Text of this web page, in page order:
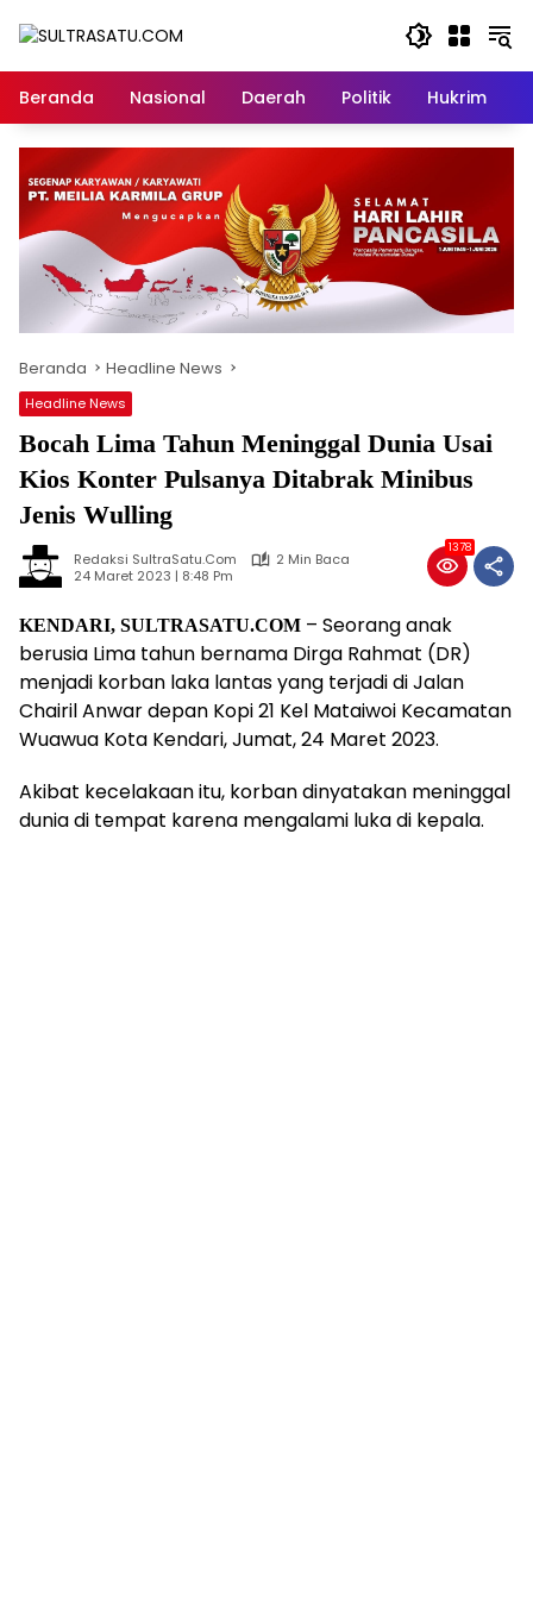
Beranda
Nasional Daerah Politik Hukrim
Beranda Headline News
Headline News
Bocah Lima Tahun Meninggal Dunia Usai
Kios Konter Pulsanya Ditabrak Minibus
Jenis Wulling
Redaksi SultraSatu.Com
2 Min Baca
24 Maret 2023 | 8:48 Pm
1378
KENDARI, SULTRASATU.COM – Seorang anak
berusia Lima tahun bernama Dirga Rahmat (DR)
menjadi korban laka lantas yang terjadi di Jalan
Chairil Anwar depan Kopi 21 Kel Mataiwoi Kecamatan
Wuawua Kota Kendari, Jumat, 24 Maret 2023.
Akibat kecelakaan itu, korban dinyatakan meninggal
dunia di tempat karena mengalami luka di kepala.